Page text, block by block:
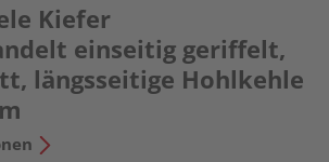
Kiefer
einseitig geriffelt,
längsseitige Hohlkehle